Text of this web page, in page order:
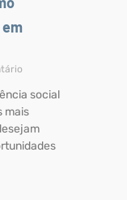
social
mais